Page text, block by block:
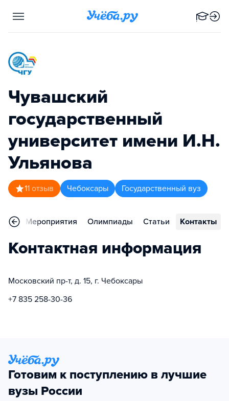
Чувашский
государственный
университет имени И.Н.
Ульянова
11 отзыв Чебоксары Государственный вуз
Мероприятия Олимпиады Статьи Контакты
Контактная информация
Московский пр-т, д. 15, г. Чебоксары
+7 835 258-30-36
Готовим к поступлению в лучшие
вузы России